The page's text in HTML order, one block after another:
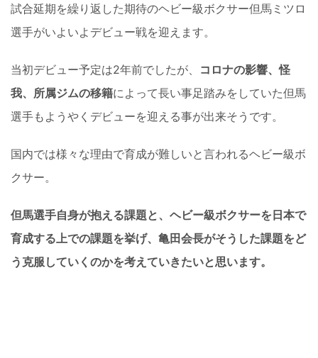
試合延期を繰り返した期待のヘビー級ボクサー但馬ミツロ
選手がいよいよデビュー戦を迎えます。
当初デビュー予定は2年前でしたが、 コロナの影響、怪
我、所属ジムの移籍によって長い事足踏みをしていた但馬
選手もようやくデビューを迎える事が出来そうです。
国内では様々な理由で育成が難しいと言われるヘビー級ボ
クサー。
但馬選手自身が抱える課題と、ヘビー級ボクサーを日本で
育成する上での課題を挙げ、亀田会長がそうした課題をど
う克服していくのかを考えていきたいと思います。